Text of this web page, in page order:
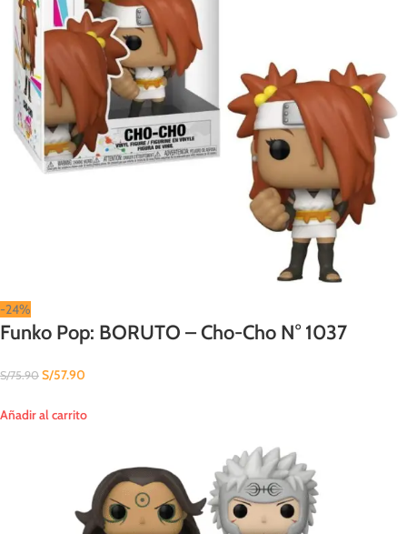
-24%
Funko Pop: BORUTO – Cho-Cho N° 1037
S/75.90 S/57.90
Añadir al carrito